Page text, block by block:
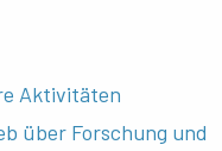
Aktivitäten
über Forschung und